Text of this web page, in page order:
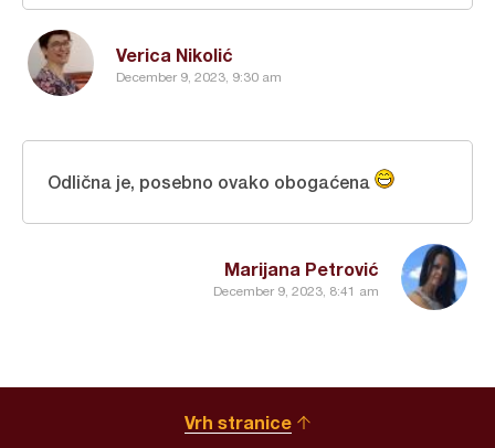
Verica Nikolić
December 9, 2023, 9:30 am
Marijana Petrović
December 9, 2023, 8:41 am
Odlična je, posebno ovako obogaćena
Vrh stranice